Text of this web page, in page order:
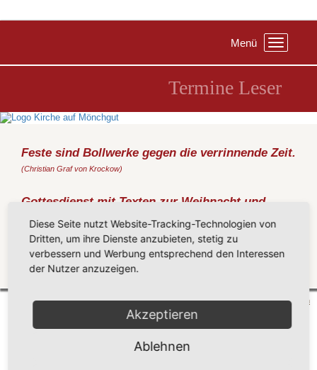
Toggle
Menü
Termine Leser
Feste sind Bollwerke gegen die verrinnende Zeit.
(Christian Graf von Krockow)
Gottesdienst mit Texten zur Weihnacht und
Chor
Freitag, 25.12.2015, 11:00 Uhr, Kirche Baabe
(I. Jelen, U. und O. Metz)
Zurück
Mönchgut 2026 |Impressum|Datenschutzerklärung|Cookie-Einstellungen| by vicon
Diese Seite nutzt Website-Tracking-Technologien von
Dritten, um ihre Dienste anzubieten, stetig zu
verbessern und Werbung entsprechend den Interessen
der Nutzer anzuzeigen.
Akzeptieren
Ablehnen